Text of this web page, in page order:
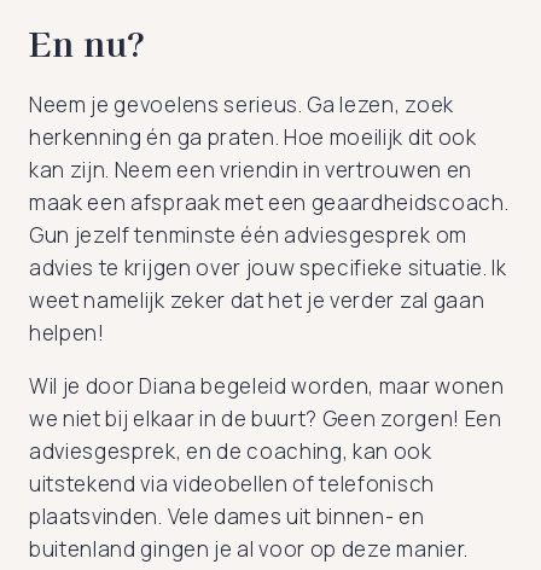
En nu?
Neem je gevoelens serieus. Ga lezen, zoek
herkenning én ga praten. Hoe moeilijk dit ook
kan zijn. Neem een vriendin in vertrouwen en
maak een afspraak met een geaardheidscoach.
Gun jezelf tenminste één adviesgesprek om
advies te krijgen over jouw specifieke situatie. Ik
weet namelijk zeker dat het je verder zal gaan
helpen!
Wil je door Diana begeleid worden, maar wonen
we niet bij elkaar in de buurt? Geen zorgen! Een
adviesgesprek, en de coaching, kan ook
uitstekend via videobellen of telefonisch
plaatsvinden. Vele dames uit binnen- en
buitenland gingen je al voor op deze manier.